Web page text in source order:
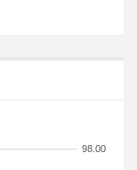
98.00